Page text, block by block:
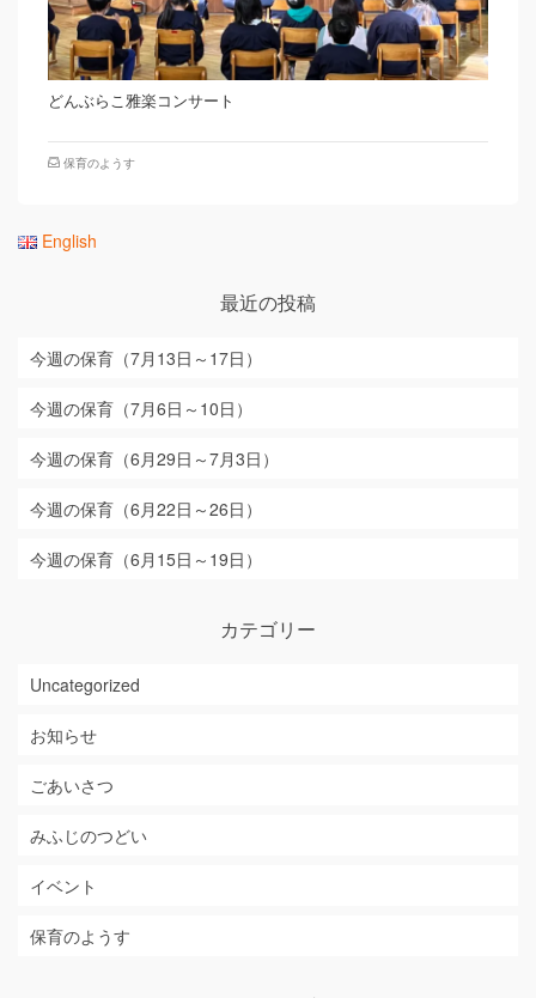
どんぶらこ雅楽コンサート
保育のようす
English
最近の投稿
今週の保育（7月13日～17日）
今週の保育（7月6日～10日）
今週の保育（6月29日～7月3日）
今週の保育（6月22日～26日）
今週の保育（6月15日～19日）
カテゴリー
Uncategorized
お知らせ
ごあいさつ
みふじのつどい
イベント
保育のようす